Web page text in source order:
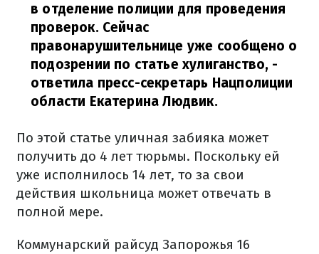
в отделение полиции для проведения
проверок. Сейчас
правонарушительнице уже сообщено о
подозрении по статье хулиганство, -
ответила пресс-секретарь Нацполиции
области Екатерина Людвик.
По этой статье уличная забияка может
получить до 4 лет тюрьмы. Поскольку ей
уже исполнилось 14 лет, то за свои
действия школьница может отвечать в
полной мере.
Коммунарский райсуд Запорожья 16